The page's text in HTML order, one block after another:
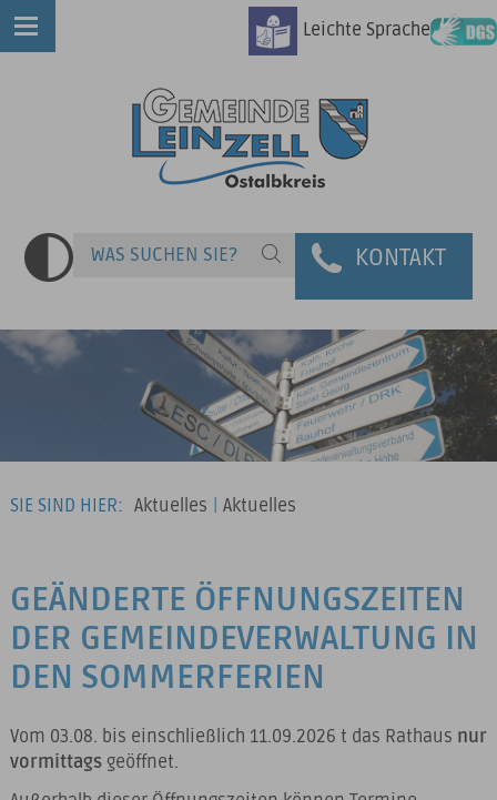
Leichte Sprache
KONTAKT
SIE SIND HIER: Aktuelles Aktuelles
GEÄNDERTE ÖFFNUNGSZEITEN
DER GEMEINDEVERWALTUNG IN
DEN SOMMERFERIEN
Vom 03.08. bis einschließlich 11.09.2026 t das Rathaus nur
vormittagsgeöffnet.